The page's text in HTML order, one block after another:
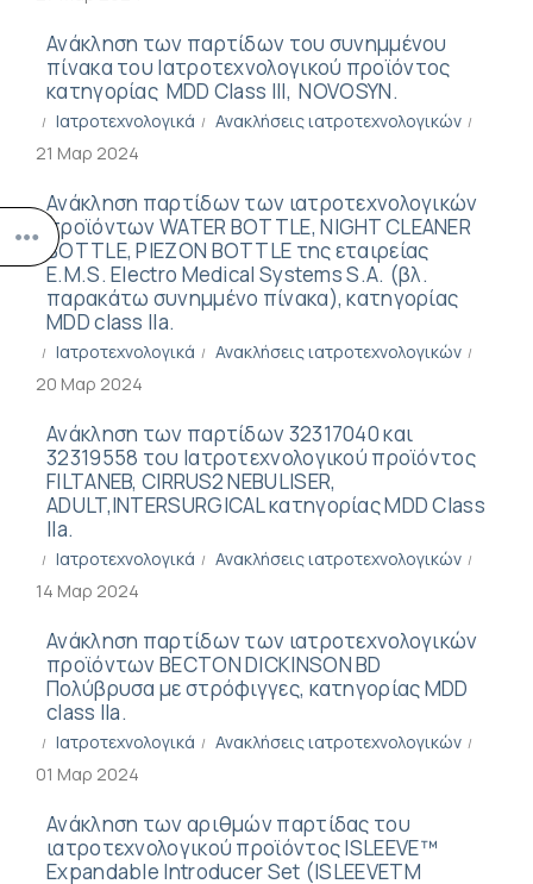
Ανάκληση των παρτίδων του συνημμένου
πίνακα του Ιατροτεχνολογικού προϊόντος
κατηγορίας MDD Class III, NOVOSYN.
Ιατροτεχνολογικά
Ανακλήσεις ιατροτεχνολογικών
21 Μαρ 2024
Ανάκληση παρτίδων των ιατροτεχνολογικών
προϊόντων WATER BOTTLE, NIGHT CLEANER
BOTTLE, PIEZON BOTTLE της εταιρείας
E.M.S. Electro Medical Systems S.A. (βλ.
παρακάτω συνημμένο πίνακα), κατηγορίας
MDD class IIa.
Ιατροτεχνολογικά
Ανακλήσεις ιατροτεχνολογικών
20 Μαρ 2024
Ανάκληση των παρτίδων 32317040 και
32319558 του Ιατροτεχνολογικού προϊόντος
FILTANEB, CIRRUS2 NEBULISER,
ADULT,INTERSURGICAL κατηγορίας MDD Class
IIa.
Ιατροτεχνολογικά
Ανακλήσεις ιατροτεχνολογικών
14 Μαρ 2024
Ανάκληση παρτίδων των ιατροτεχνολογικών
προϊόντων BECTON DICKINSON BD
Πολύβρυσα με στρόφιγγες, κατηγορίας MDD
class IIa.
Ιατροτεχνολογικά
Ανακλήσεις ιατροτεχνολογικών
01 Μαρ 2024
Ανάκληση των αριθμών παρτίδας του
ιατροτεχνολογικού προϊόντος ISLEEVE™
Expandable Introducer Set (ISLEEVETM